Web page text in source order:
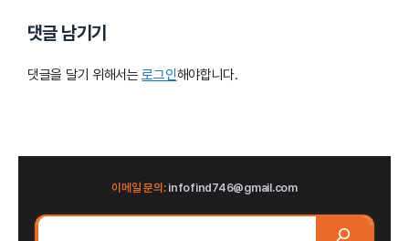
댓글 남기기
댓글을 달기 위해서는 로그인해야합니다.
이메일 문의:infofind746@gmail.com